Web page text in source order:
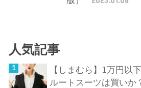
人気記事
【しまむら】1万円以
ルートスーツは買いか